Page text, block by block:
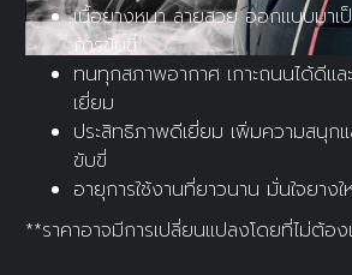
เนื้อยางหนา ลายสวย ออกแบบมา
การขับขี่
ทนทุกสภาพอากาศ เกาะถนนได้ดีแ
เยี่ยม
ประสิทธิภาพดีเยี่ยม เพิ่มความสนุกแ
ขับขี่
อายุการใช้งานที่ยาวนาน มั่นใจยาง
**ราคาอาจมีการเปลี่ยนแปลงโดยที่ไม่ต้อ